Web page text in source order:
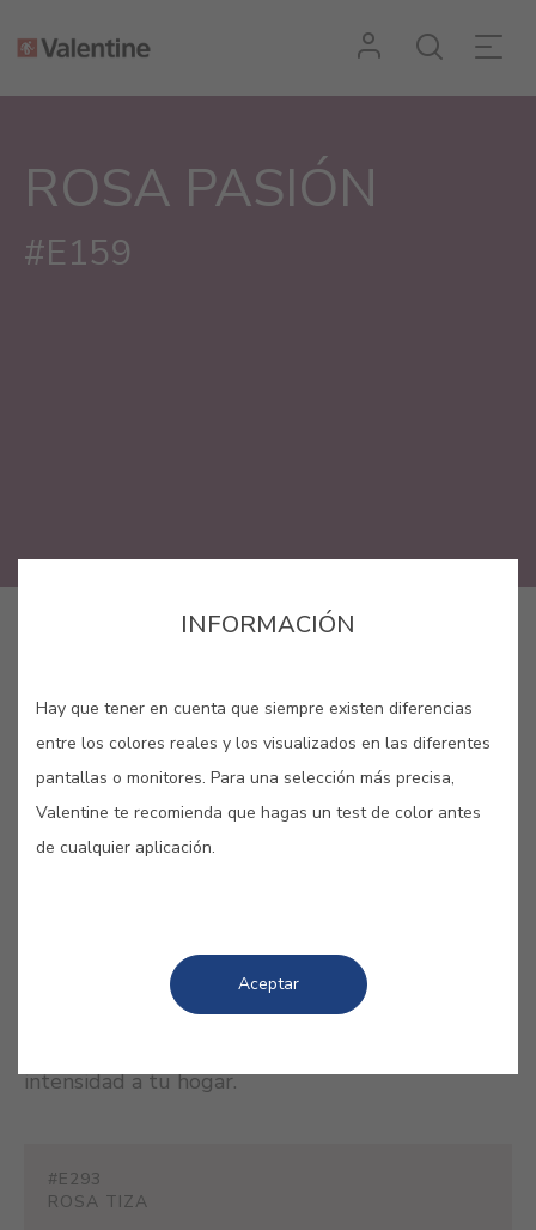
ROSA PASIÓN
#E159
primavera eterna. Cierra los ojos, respira
profundamente y siente el olor de las peonias
recién florecidas. Déjate llevar y juega con sus
intensidad a tu hogar.
#E293
ROSA TIZA
INFORMACIÓN
Hay que tener en cuenta que siempre existen diferencias
entre los colores reales y los visualizados en las diferentes
pantallas o monitores. Para una selección más precisa,
Valentine te recomienda que hagas un test de color antes
de cualquier aplicación.
Aceptar